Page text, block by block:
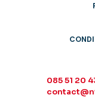
085 51 20